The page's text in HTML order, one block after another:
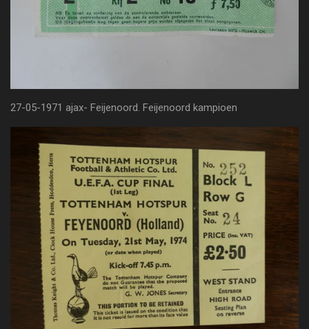
27-05-1971 ajax- Feijenoord. Feijenoord kampioen